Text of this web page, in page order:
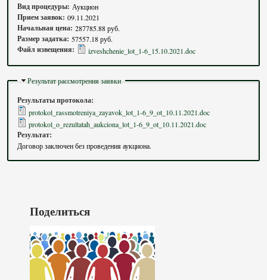
Вид процедуры: Аукцион
Прием заявок: 09.11.2021
Начальная цена: 287785.88 руб.
Размер задатка: 57557.18 руб.
Файл извещения: izveshchenie_lot_1-6_15.10.2021.doc
Скрыть
Результат рассмотрения заявки
Результаты протокола:
protokol_rassmotreniya_zayavok_lot_1-6_9_ot_10.11.2021.doc
protokol_o_rezultatah_aukciona_lot_1-6_9_ot_10.11.2021.doc
Результат:
Договор заключен без проведения аукциона.
Поделиться